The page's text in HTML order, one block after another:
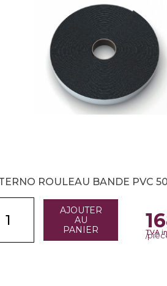
ROULEAU BANDE PVC
AJOUTER
AU
PANIER
TVA
/